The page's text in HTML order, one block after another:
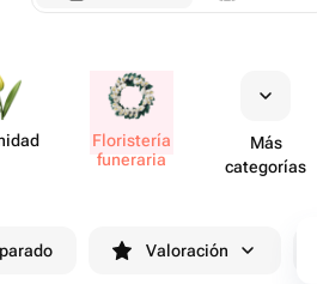
Flori​stería
funeraria
Más
categorías
Valoración